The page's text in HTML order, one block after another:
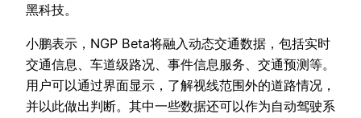
黑科技。
小鹏表示，NGP Beta将融入动态交通数据，包括实时
交通信息、车道级路况、事件信息服务、交通预测等。
用户可以通过界面显示，了解视线范围外的道路情况，
并以此做出判断。其中一些数据还可以作为自动驾驶系